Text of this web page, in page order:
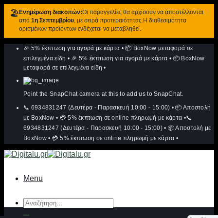
🏖️ Ενημέρωση διακοπών:Οι παραγγελίες θα αρχίσουν να αποστέλλονται
από 1η Σεπτεμβρίου, με σειρά προτεραιότητας.Η διαθεσιμότητα
ορισμένων προϊόντων ενδέχεται να μεταβληθεί.
περιεχόμενο
🎉 5% έκπτωση για αγορά με κάρτα • 📦 BoxNow μεταφορά σε
επιλεγμένα είδη • 🎉 5% έκπτωση για αγορά με κάρτα • 📦 BoxNow
μεταφορά σε επιλεγμένα είδη •
Point the SnapChat camera at this to add us to SnapChat.
📞 6934831247 (Δευτέρα - Παρασκευή 10:00 - 15:00) • 📦 Αποστολή
με BoxNow • 💳 5% έκπτωση σε online πληρωμή με κάρτα •📞
6934831247 (Δευτέρα - Παρασκευή 10:00 - 15:00) • 📦 Αποστολή με
BoxNow • 💳 5% έκπτωση σε online πληρωμή με κάρτα •
Menu
Αναζήτηση
για: